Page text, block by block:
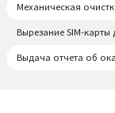
Механическая
Вырезание SIM-
Выдача отчета об